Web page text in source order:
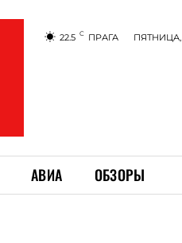
22.5 C ПРАГА ПЯТНИЦА,
АВИА ОБЗОРЫ